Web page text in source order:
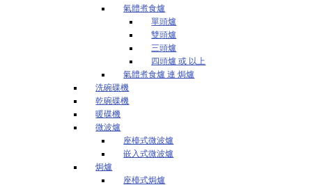
氣體煮食爐
單頭爐
雙頭爐
三頭爐
四頭爐 或 以上
氣體煮食爐 連 焗爐
洗碗碟機
乾碗碟機
暖碟機
微波爐
座檯式微波爐
嵌入式微波爐
焗爐
座檯式焗爐